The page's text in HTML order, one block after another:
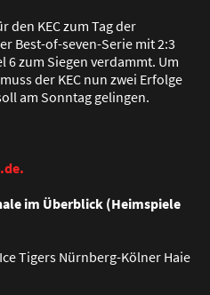
den KEC zum Tag der
Best-of-seven-Serie mit 2:3
zum Siegen verdammt. Um
der KEC nun zwei Erfolge
am Sonntag gelingen.
im Überblick (Heimspiele
Tigers Nürnberg-Kölner Haie